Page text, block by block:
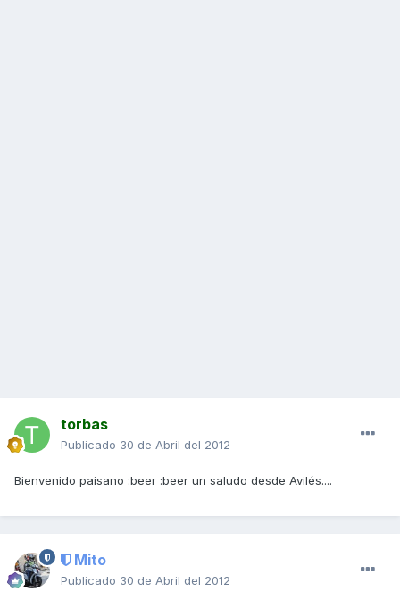
torbas
Publicado 30 de Abril del 2012
Bienvenido paisano :beer :beer un saludo desde Avilés....
Mito
Publicado 30 de Abril del 2012